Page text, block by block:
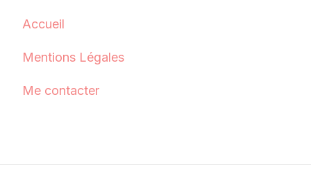
Accueil
Mentions Légales
Me contacter